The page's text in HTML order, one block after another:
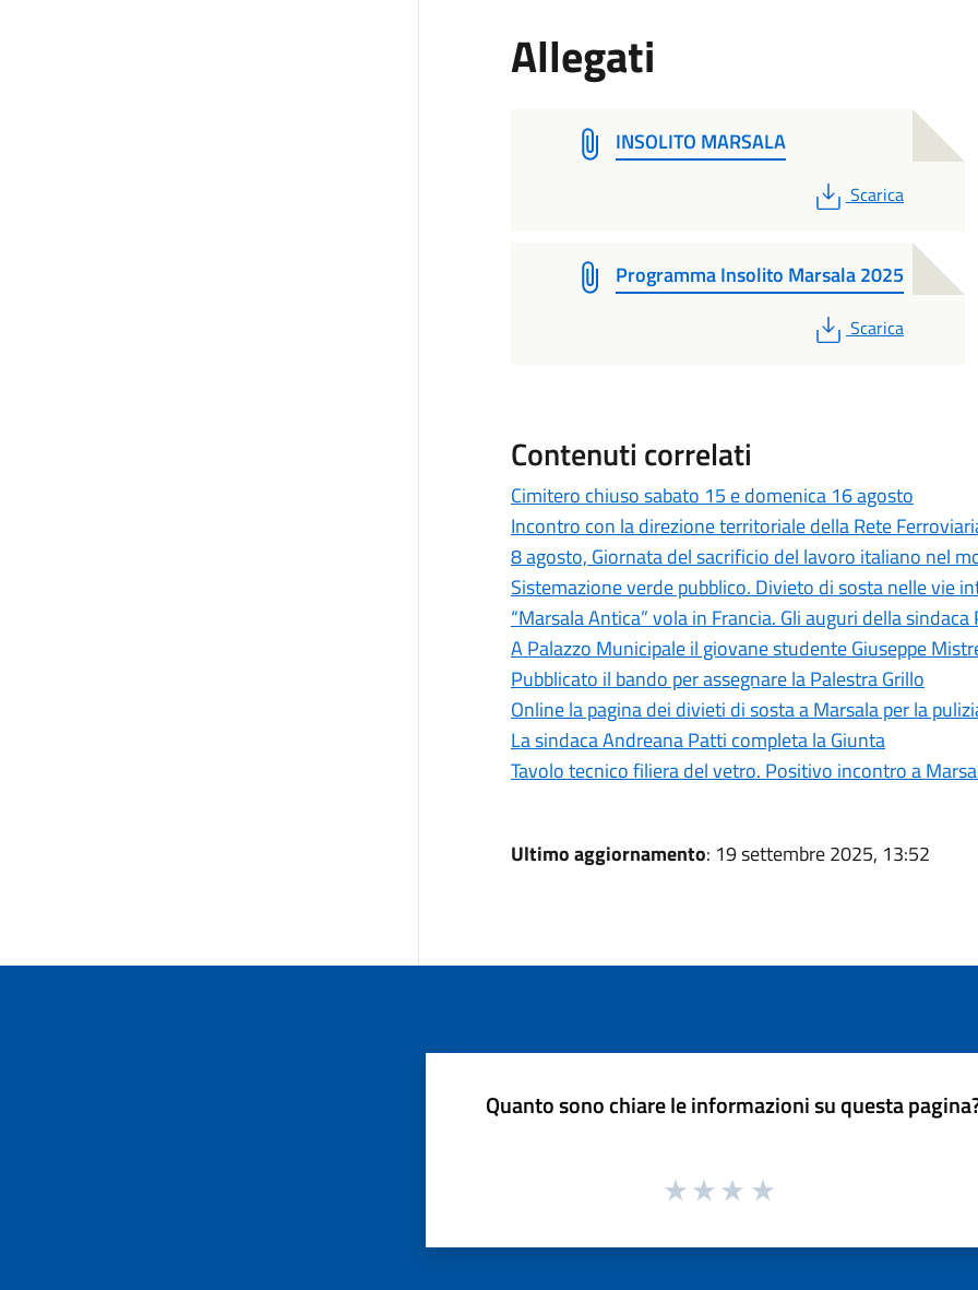
Allegati
INSOLITO MARSALA
PDF
Scarica
Programma Insolito Marsala 2025
PDF
Scarica
Contenuti correlati
Cimitero chiuso sabato 15 e domenica 16 agosto
Incontro con la direzione territoriale della Rete
8 agosto, Giornata del sacrificio del lavoro italiano nel
Sistemazione verde pubblico. Divieto di sosta nelle vie
“Marsala Antica” vola in Francia. Gli auguri della sindaca
A Palazzo Municipale il giovane studente Giuseppe
Pubblicato il bando per assegnare la Palestra Grillo
Online la pagina dei divieti di sosta a Marsala per la
La sindaca Andreana Patti completa la Giunta
Tavolo tecnico filiera del vetro. Positivo incontro a
Ultimo aggiornamento: 19 settembre 2025, 13:52
Quanto sono chiare le informazioni su questa